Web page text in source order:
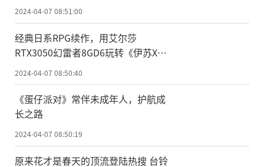
2024-04-07 08:51:00
经典日系RPG续作，用艾尔莎
RTX3050幻雷者8GD6玩转《伊苏X：
2024-04-07 08:50:40
《蛋仔派对》常伴未成年人，护航成
长之路
2024-04-07 08:50:19
原来花才是春天的顶流登陆热搜 台铃